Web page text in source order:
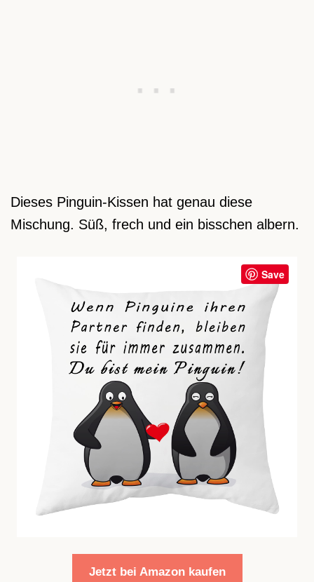
Dieses Pinguin-Kissen hat genau diese
Mischung. Süß, frech und ein bisschen albern.
Save
Jetzt bei Amazon kaufen